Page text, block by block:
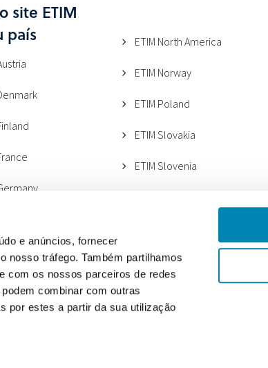
e anúncios, fornecer
nosso tráfego. Também partilhamos
com os nossos parceiros de redes
combinar com outras
por estes a partir da sua utilização
site ETIM
país
(METEL)
ETIM North America
ETIM Norway
ETIM Poland
ETIM Slovakia
ETIM Slovenia
ETIM Switzerland
ETIM UK